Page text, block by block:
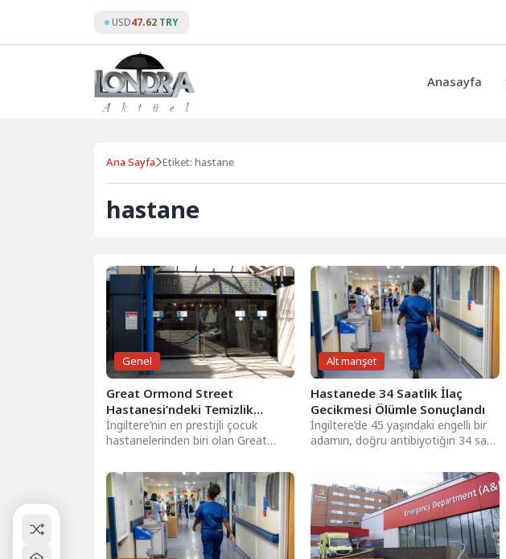
content
USD47.62 TRY
Anasayfa
Ana Sayfa Etiket: hastane
hastane
Genel
Great Ormond Street
Hastanesi’ndeki Temizlik
İşçileri Irkçılık Davasını Kazandı
İngiltere’nin en prestijli çocuk
hastanelerinden biri olan Great
temizlik görevlileri, dolaylı...
Alt manşet
Hastanede 34 Saatlik İlaç
Gecikmesi Ölümle Sonuçlandı
İngiltere’de 45 yaşındaki engelli bir
adamın, doğru antibiyotiğin 34 saat